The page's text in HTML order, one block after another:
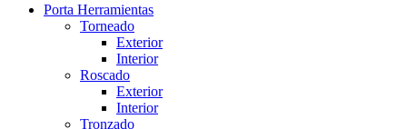
Porta Herramientas
Torneado
Exterior
Interior
Roscado
Exterior
Interior
Tronzado